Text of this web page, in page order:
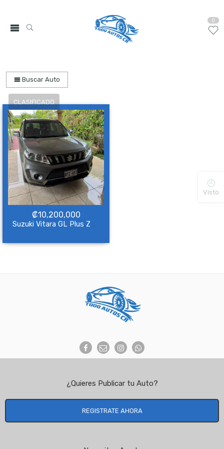
0
Buscar Auto
₡10,200,000
Suzuki Vitara GL Plus Z AllGrip
¿Quieres Publicar tu Auto?
REGISTRATE AHORA
Visto